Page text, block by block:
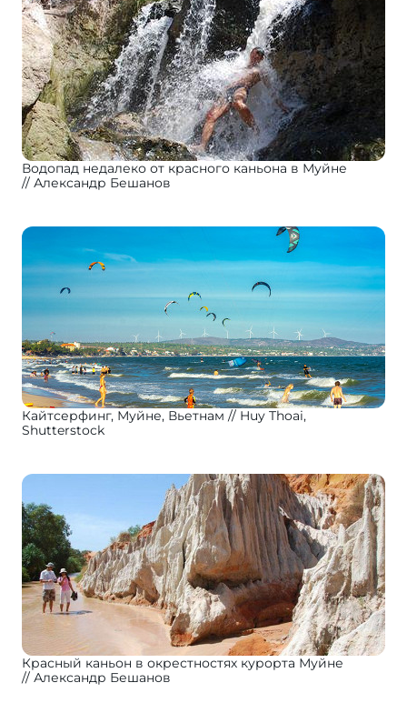
Водопад недалеко от красного каньона в Муйне
Александр Бешанов
Кайтсерфинг, Муйне, Вьетнам
Huy Thoai,
Shutterstock
Красный каньон в окрестностях курорта Муйне
Александр Бешанов